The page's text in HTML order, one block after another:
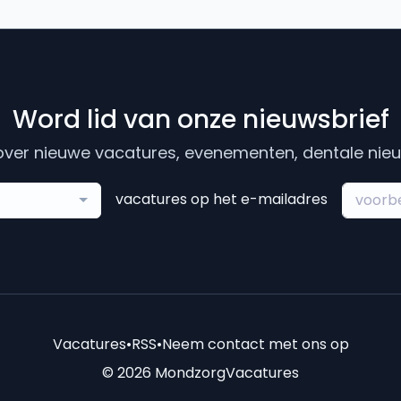
Word lid van onze nieuwsbrief
nieuwe vacatures, evenementen, dentale
vacatures op het e-mailadres
Vacatures•RSS•Neem contact met ons op
© 2026 MondzorgVacatures